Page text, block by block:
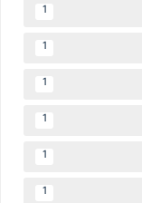
1
1
1
1
1
1